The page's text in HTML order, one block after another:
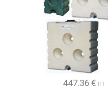
447.36 € HT